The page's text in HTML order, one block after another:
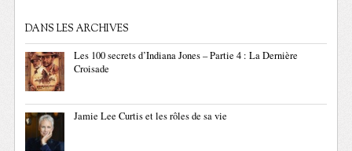
DANS LES ARCHIVES
Les 100 secrets d’Indiana Jones – Partie 4 : La Dernière
Croisade
Jamie Lee Curtis et les rôles de sa vie